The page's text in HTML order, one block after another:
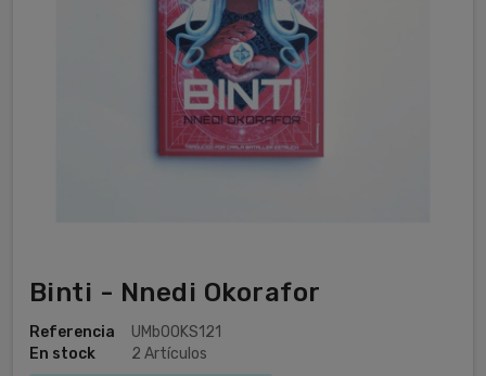
Binti - Nnedi Okorafor
Referencia
UMbOOKS121
En stock
2 Artículos